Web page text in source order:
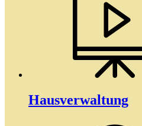
Haus­­verwaltung